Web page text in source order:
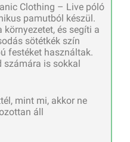
Clothing – Live póló
pamutból készül.
és segíti a
sötétkék szín
festéket használtak.
számára is sokkal
mint mi, akkor ne
áll